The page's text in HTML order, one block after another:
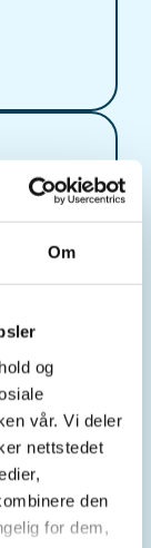
Om
og
vår. Vi deler
nettstedet
den
for dem,